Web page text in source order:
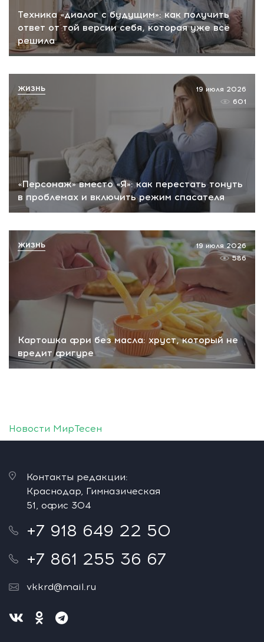
Техника «диалог с будущим»: как получить
ответ от той версии себя, которая уже всё
решила
«Персонаж» вместо «Я»: как перестать тонуть
в проблемах и включить режим спасателя
19 июля 2026
601
ЖИЗНЬ
Картошка фри без масла: хруст, который не
вредит фигуре
19 июля 2026
586
ЖИЗНЬ
Новости МирТесен
Контакты редакции:
Краснодар, Гимназическая
51, офис 304
+7 918 649 22 50
+7 861 255 36 67
vkkrd@mail.ru